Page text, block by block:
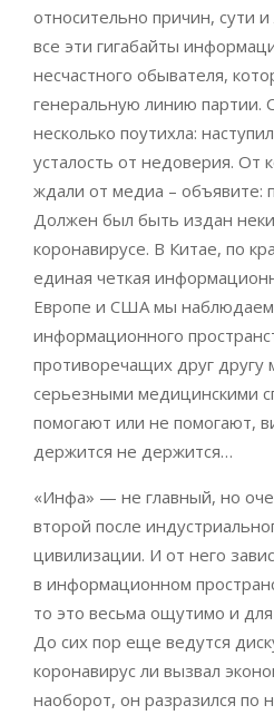
относительно причин, сути
все эти гигабайты
несчастного обывателя,
генеральную линию партии.
несколько поутихла:
усталость от недоверия. От
ждали от медиа – объявите:
Должен был быть издан
коронавирусе. В Китае, по
единая четкая
Европе и США мы
информационного
противоречащих друг
серьезными медицинскими
помогают или не помогают,
держится не держится…
«Инфа» — не главный, но
второй после
цивилизации. И от него
в информационном
то это весьма ощутимо и
До сих пор еще ведутся
коронавирус ли вызвал
наоборот, он разразился по